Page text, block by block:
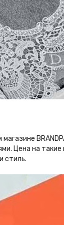
Цена на
стиль.